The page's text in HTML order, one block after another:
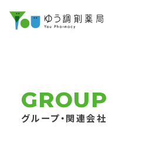
GROUP
グループ・関連会社